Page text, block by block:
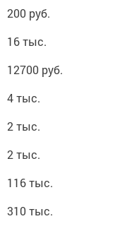
200 руб.
16 тыс.
12700 руб.
4 тыс.
2 тыс.
2 тыс.
116 тыс.
310 тыс.